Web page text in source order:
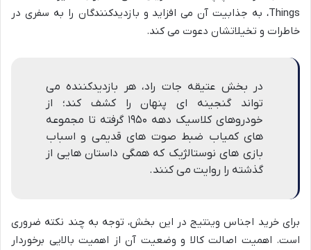
Things، به جذابیت آن می افزاید و بازدیدکنندگان را به سفری در
خاطرات و تخیلاتشان دعوت می کند.
در بخش عتیقه جات راد، هر بازدیدکننده می
تواند گنجینه ای پنهان را کشف کند؛ از
خودروهای کلاسیک دهه ۱۹۵۰ گرفته تا مجموعه
های کمیاب ضبط صوت های قدیمی و اسباب
بازی های نوستالژیک که همگی داستان هایی از
گذشته را روایت می کنند.
برای خرید اجناس وینتیج در این بخش، توجه به چند نکته ضروری
است. اهمیت اصالت کالا و وضعیت آن از اهمیت بالایی برخوردار